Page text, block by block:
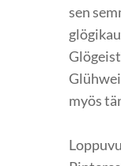
sen
myös